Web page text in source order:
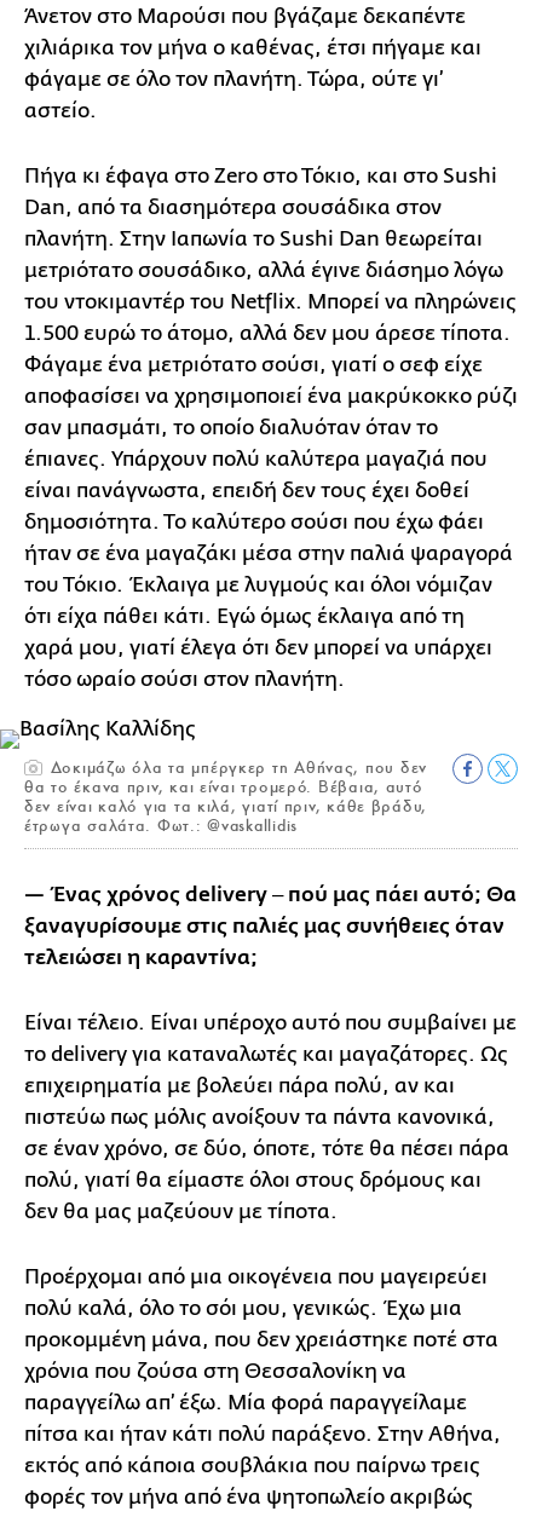
Άνετον στο Μαρούσι που βγάζαμε δεκαπέντε
χιλιάρικα τον μήνα ο καθένας, έτσι πήγαμε και
φάγαμε σε όλο τον πλανήτη. Τώρα, ούτε γι’
αστείο.
Πήγα κι έφαγα στο Zero στο Τόκιο, και στο Sushi
Dan, από τα διασημότερα σουσάδικα στον
πλανήτη. Στην Ιαπωνία το Sushi Dan θεωρείται
μετριότατο σουσάδικο, αλλά έγινε διάσημο λόγω
του ντοκιμαντέρ του Netflix. Μπορεί να πληρώνεις
1.500 ευρώ το άτομο, αλλά δεν μου άρεσε τίποτα.
Φάγαμε ένα μετριότατο σούσι, γιατί ο σεφ είχε
αποφασίσει να χρησιμοποιεί ένα μακρύκοκκο ρύζι
σαν μπασμάτι, το οποίο διαλυόταν όταν το
έπιανες. Υπάρχουν πολύ καλύτερα μαγαζιά που
είναι πανάγνωστα, επειδή δεν τους έχει δοθεί
δημοσιότητα. Το καλύτερο σούσι που έχω φάει
ήταν σε ένα μαγαζάκι μέσα στην παλιά ψαραγορά
του Τόκιο. Έκλαιγα με λυγμούς και όλοι νόμιζαν
ότι είχα πάθει κάτι. Εγώ όμως έκλαιγα από τη
χαρά μου, γιατί έλεγα ότι δεν μπορεί να υπάρχει
τόσο ωραίο σούσι στον πλανήτη.
Δοκιμάζω όλα τα μπέργκερ τη Αθήνας, που δεν
θα το έκανα πριν, και είναι τρομερό. Βέβαια, αυτό
δεν είναι καλό για τα κιλά, γιατί πριν, κάθε βράδυ,
έτρωγα σαλάτα. Φωτ.: @vaskallidis
— Ένας χρόνος delivery ‒ πού μας πάει αυτό; Θα
ξαναγυρίσουμε στις παλιές μας συνήθειες όταν
τελειώσει η καραντίνα;
Είναι τέλειο. Είναι υπέροχο αυτό που συμβαίνει με
το delivery για καταναλωτές και μαγαζάτορες. Ως
επιχειρηματία με βολεύει πάρα πολύ, αν και
πιστεύω πως μόλις ανοίξουν τα πάντα κανονικά,
σε έναν χρόνο, σε δύο, όποτε, τότε θα πέσει πάρα
πολύ, γιατί θα είμαστε όλοι στους δρόμους και
δεν θα μας μαζεύουν με τίποτα.
Προέρχομαι από μια οικογένεια που μαγειρεύει
πολύ καλά, όλο το σόι μου, γενικώς. Έχω μια
προκομμένη μάνα, που δεν χρειάστηκε ποτέ στα
χρόνια που ζούσα στη Θεσσαλονίκη να
παραγγείλω απ’ έξω. Μία φορά παραγγείλαμε
πίτσα και ήταν κάτι πολύ παράξενο. Στην Αθήνα,
εκτός από κάποια σουβλάκια που παίρνω τρεις
φορές τον μήνα από ένα ψητοπωλείο ακριβώς